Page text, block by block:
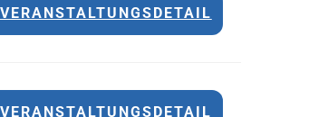
VERANSTALTUNGSDETAIL
VERANSTALTUNGSDETAIL